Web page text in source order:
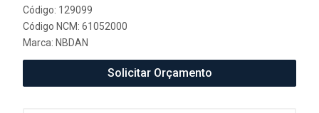
Código: 129099
Código NCM: 61052000
Marca: NBDAN
Solicitar Orçamento